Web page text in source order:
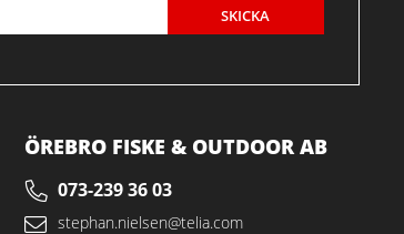
SKICKA
ÖREBRO FISKE & OUTDOOR AB
073-239 36 03
stephan.nielsen@telia.com